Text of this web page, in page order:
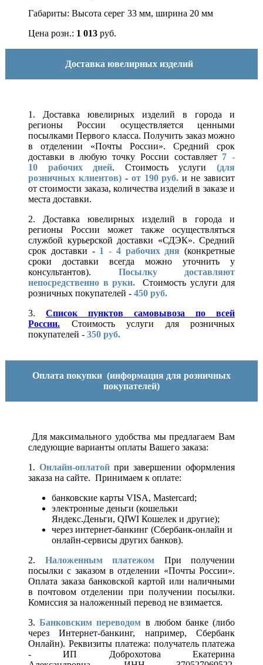
Габариты: Высота серег 33 мм, ширина 20 мм
Цена розн.: 1 013 руб.
Доставка ювелирных изделий
1. Доставка ювелирных изделий в города и
регионы России осуществляется ценными
посылками Первого класса. Получить заказ можно
в отделении «Почты России». Средний срок
доставки в любую точку России составляет 7 -
10 рабочих дней. Стоимость услуги(для
розничных клиентов)- от 190 руб. и не зависит
от стоимости заказа, количества изделий в заказе и
места доставки.
2. Доставка ювелирных изделий в города и
регионы России может также осуществляться
службой курьерской доставки «СДЭК». Средний
срок доставки - 1 - 4 рабочих дня (конкретные
сроки доставки всегда можно уточнить у
консультантов). Посылку доставляют
непосредственно в руки.
Стоимость услуги для
розничных покупателей - 450 руб.
3. Список пунктов самовывоза по всей
России.
Стоимость услуги для розничных
покупателей - 350 руб.
Оплата покупки (информация для розничных
покупателей)
Для максимального удобства мы предлагаем Вам
следующие варианты оплаты Вашего заказа:
1. Онлайн-оплатой при завершении оформления
заказа на сайте. Принимаем к оплате:
банковские карты VISA, Mastercard;
электронные деньги (кошельки
Яндекс.Деньги, QIWI Кошелек и другие);
через интернет-банкинг (Сбербанк-онлайн и
онлайн-сервисы других банков).
2. Наложенным платежом При получении
посылки с заказом в отделении «Почты России».
Оплата заказа банковской картой или наличными
в почтовом отделении при получении посылки.
Комиссия за наложенный перевод не взимается.
3.Банковским переводом в любом банке (либо
через Интернет-банкинг, например, Сбербанк
Онлайн). Реквизиты платежа: получатель платежа
- ИП Доброхотова Екатерина